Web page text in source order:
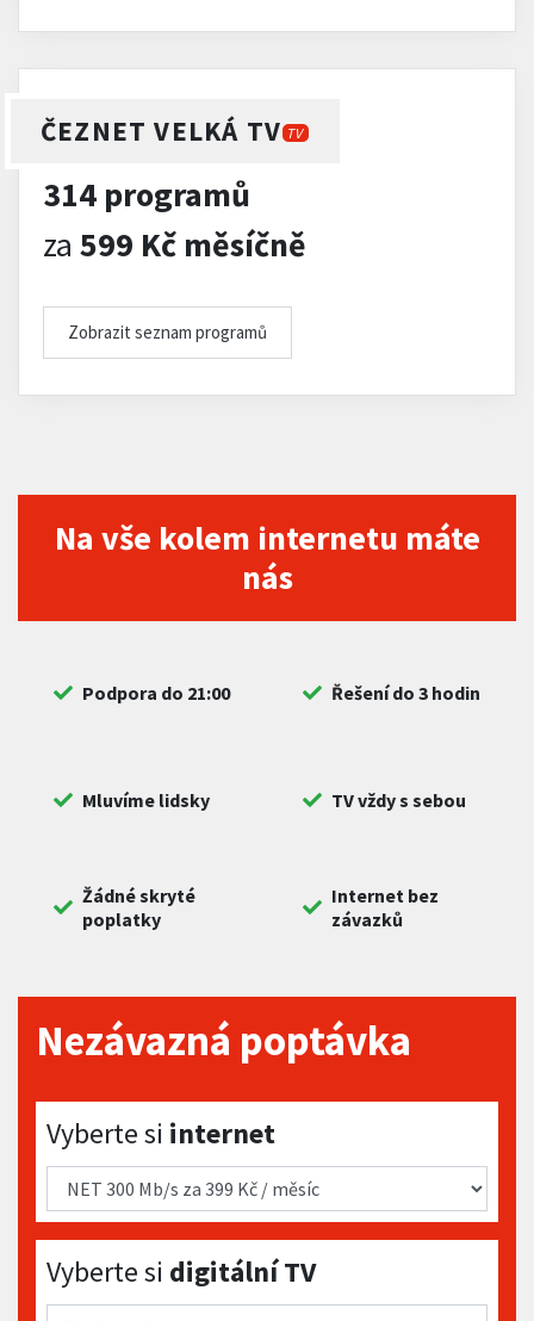
ČEZNET VELKÁ TV TV
314 programů
za 599 Kč měsíčně
Zobrazit seznam programů
Na vše kolem internetu máte
nás
Podpora do 21:00 Řešení do 3 hodin
Mluvíme lidsky TV vždy s sebou
Žádné skryté
poplatky
Internet bez
závazků
Nezávazná poptávka
Vyberte si internet
Vyberte si internet
Vyberte si digitální TV
Vyberte si digitální TV